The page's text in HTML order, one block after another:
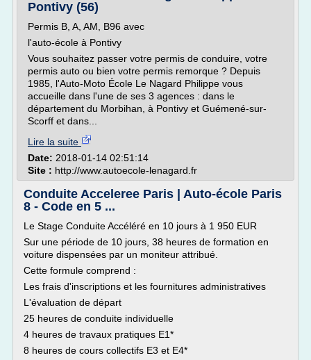
Pontivy (56)
Permis B, A, AM, B96 avec
l'auto-école à Pontivy
Vous souhaitez passer votre permis de conduire, votre
permis auto ou bien votre permis remorque ? Depuis
1985, l'Auto-Moto École Le Nagard Philippe vous
accueille dans l'une de ses 3 agences : dans le
département du Morbihan, à Pontivy et Guémené-sur-
Scorff et dans...
Lire la suite
Date: 2018-01-14 02:51:14
Site : http://www.autoecole-lenagard.fr
Conduite Acceleree Paris | Auto-école Paris
8 - Code en 5 ...
Le Stage Conduite Accéléré en 10 jours à 1 950 EUR
Sur une période de 10 jours, 38 heures de formation en
voiture dispensées par un moniteur attribué.
Cette formule comprend :
Les frais d'inscriptions et les fournitures administratives
L'évaluation de départ
25 heures de conduite individuelle
4 heures de travaux pratiques E1*
8 heures de cours collectifs E3 et E4*